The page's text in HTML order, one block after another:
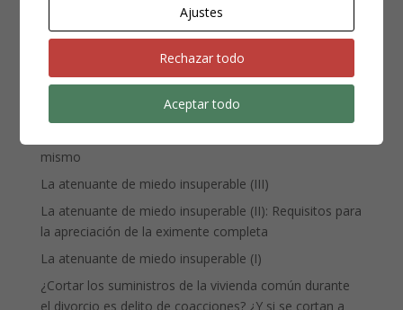
Penitenciario
ENTRADAS RECIENTES
mismo
La atenuante de miedo insuperable (III)
La atenuante de miedo insuperable (II): Requisitos para
la apreciación de la eximente completa
La atenuante de miedo insuperable (I)
¿Cortar los suministros de la vivienda común durante
el divorcio es delito de coacciones? ¿Y si se cortan a
Ajustes
Rechazar todo
Aceptar todo